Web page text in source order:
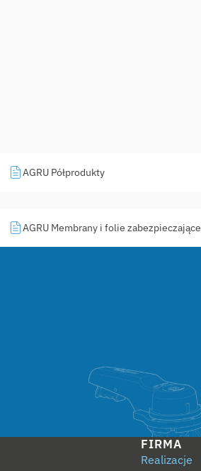
AGRU Półprodukty
AGRU Membrany i folie zabezpieczające
FIRMA
Realizacje